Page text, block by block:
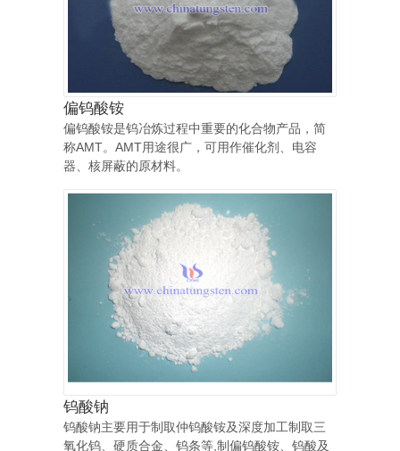
偏钨酸铵
偏钨酸铵是钨冶炼过程中重要的化合物产品，简
称AMT。AMT用途很广，可用作催化剂、电容
器、核屏蔽的原材料。
钨酸钠
钨酸钠主要用于制取仲钨酸铵及深度加工制取三
氧化钨、硬质合金、钨条等,制偏钨酸铵、钨酸及